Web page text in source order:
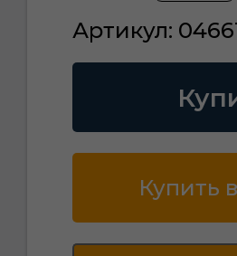
Артикул:
Купить